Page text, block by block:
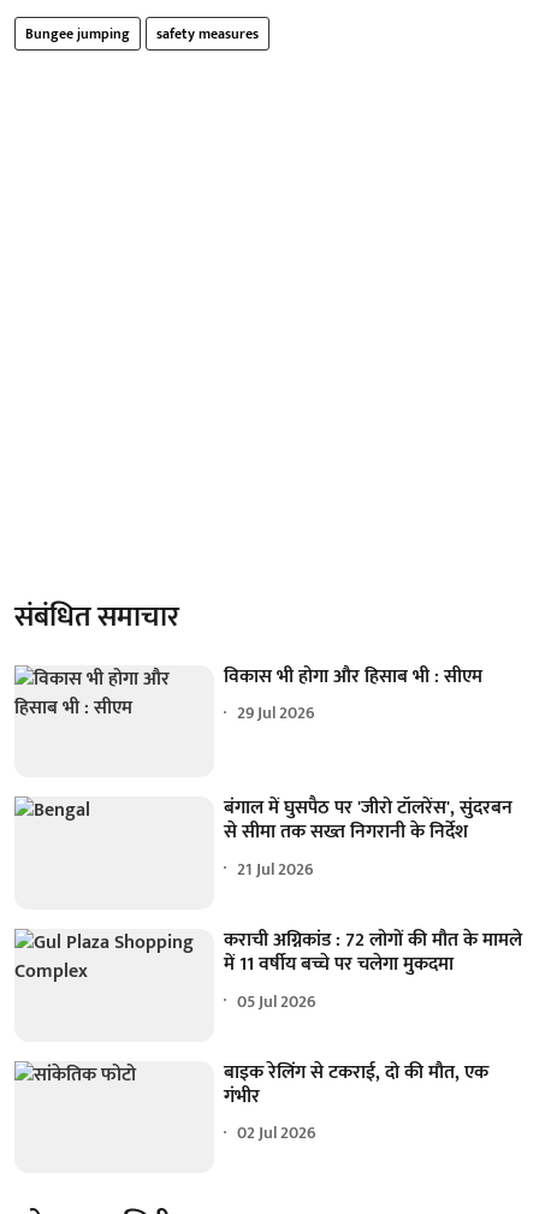
Bungee jumping safety measures
संबंधित समाचार
विकास भी होगा और हिसाब भी : सीएम
29 Jul 2026
बंगाल में घुसपैठ पर 'जीरो टॉलरेंस', सुंदरबन
से सीमा तक सख्त निगरानी के निर्देश
21 Jul 2026
कराची अग्निकांड : 72 लोगों की मौत के मामले
में 11 वर्षीय बच्चे पर चलेगा मुकदमा
05 Jul 2026
बाइक रेलिंग से टकराई, दो की मौत, एक
गंभीर
02 Jul 2026